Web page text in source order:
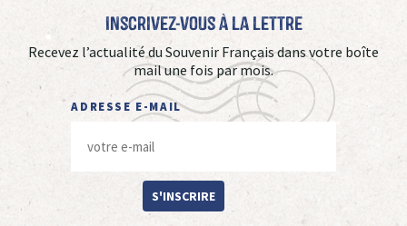
Inscrivez-vous à La Lettre
Recevez l’actualité du Souvenir Français dans votre boîte
mail une fois par mois.
ADRESSE E-MAIL
S'INSCRIRE